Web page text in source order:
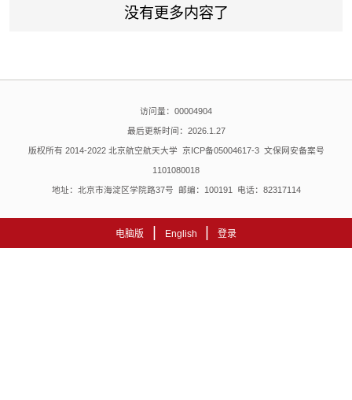
没有更多内容了
访问量： 00004904
最后更新时间： 2026. 1 27
版权所有 2014-2022 北京航空航天大学 京ICP备05004617-3 文保网安备案号
1101080018
地址：北京市海淀区学院路37号 邮编：100191 电话：82317114
电脑版 English 登录